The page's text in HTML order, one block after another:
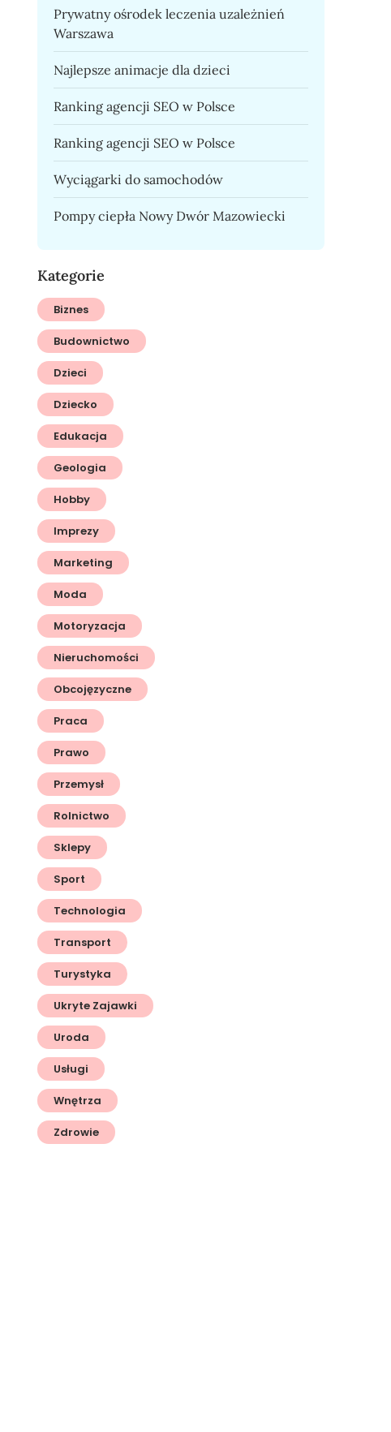
Prywatny ośrodek leczenia uzależnień
Warszawa
Najlepsze animacje dla dzieci
Ranking agencji SEO w Polsce
Ranking agencji SEO w Polsce
Wyciągarki do samochodów
Pompy ciepła Nowy Dwór Mazowiecki
Kategorie
Biznes
Budownictwo
Dzieci
Dziecko
Edukacja
Geologia
Hobby
Imprezy
Marketing
Moda
Motoryzacja
Nieruchomości
Obcojęzyczne
Praca
Prawo
Przemysł
Rolnictwo
Sklepy
Sport
Technologia
Transport
Turystyka
Ukryte Zajawki
Uroda
Usługi
Wnętrza
Zdrowie